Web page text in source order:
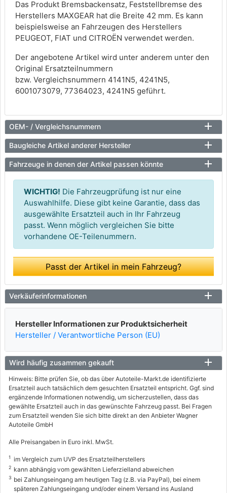
Das Produkt Bremsbackensatz, Feststellbremse des
Herstellers MAXGEAR hat die Breite 42 mm. Es kann
beispielsweise an Fahrzeugen des Herstellers
PEUGEOT, FIAT und CITROËN verwendet werden.
Der angebotene Artikel wird unter anderem unter den
Original Ersatzteilnummern
bzw. Vergleichsnummern 4141N5, 4241N5,
6001073079, 77364023, 4241N5 geführt.
OEM- / Vergleichsnummern
Baugleiche Artikel anderer Hersteller
Fahrzeuge in denen der Artikel passen könnte
WICHTIG! Die Fahrzeugprüfung ist nur eine
Auswahlhilfe. Diese gibt keine Garantie, dass das
ausgewählte Ersatzteil auch in Ihr Fahrzeug
passt. Wenn möglich vergleichen Sie bitte
vorhandene OE-Teilenummern.
Passt der Artikel in mein Fahrzeug?
Verkäuferinformationen
Hersteller Informationen zur Produktsicherheit
Hersteller / Verantwortliche Person (EU)
Wird häufig zusammen gekauft
Hinweis: Bitte prüfen Sie, ob das über Autoteile-Markt.de identifizierte
Ersatzteil auch tatsächlich dem gesuchten Ersatzteil entspricht. Ggf. sind
ergänzende Informationen notwendig, um sicherzustellen, dass das
gewählte Ersatzteil auch in das gewünschte Fahrzeug passt. Bei Fragen
zum Ersatzteil wenden Sie sich bitte direkt an den Anbieter Wagner
Autoteile GmbH
Alle Preisangaben in Euro inkl. MwSt.
1 im Vergleich zum UVP des Ersatzteilherstellers
2 kann abhängig vom gewählten Lieferzielland abweichen
3 bei Zahlungseingang am heutigen Tag (z.B. via PayPal), bei einem
späteren Zahlungseingang und/oder einem Versand ins Ausland